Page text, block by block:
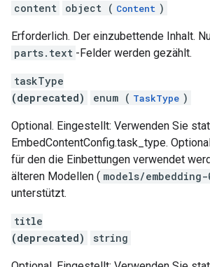
content
object ( Content )
Erforderlich. Der einzubettende Inhalt.
parts.text -Felder werden gezählt.
taskType
(deprecated)
enum ( TaskType )
Optional. Eingestellt: Verwenden Sie
EmbedContentConfig.task_type.
für den die Einbettungen verwendet
älteren Modellen ( models/embedding-
unterstützt.
title
(deprecated)
string